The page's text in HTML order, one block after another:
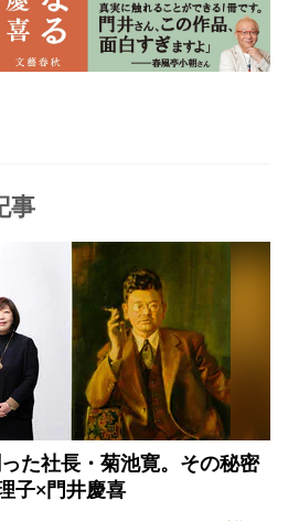
事
た社長・菊池寛。その秘密
子×門井慶喜